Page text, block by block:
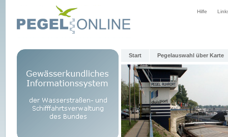
Hilfe
Start Pegelauswahl über Karte